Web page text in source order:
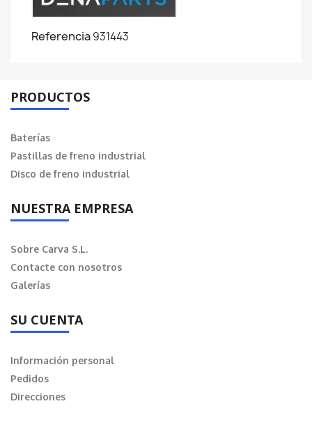
Referencia931443
PRODUCTOS
Baterías
Pastillas de freno industrial
Disco de freno industrial
NUESTRA EMPRESA
Sobre Carva S.L.
Contacte con nosotros
Galerías
SU CUENTA
Información personal
Pedidos
Direcciones